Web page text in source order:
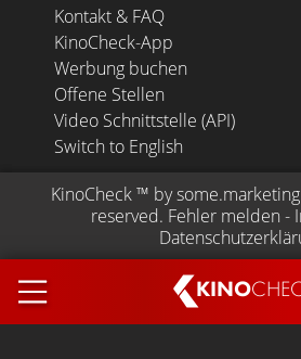
KINO
Kontakt & FAQ
KinoCheck-App
Werbung buchen
Offene Stellen
Video Schnittstelle (API)
Switch to English
KinoCheck ™ by
reserved. Fehler melden -